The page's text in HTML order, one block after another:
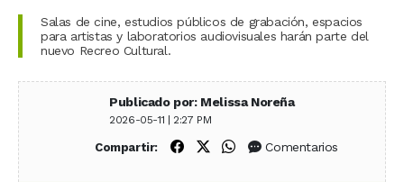
Salas de cine, estudios públicos de grabación, espacios
para artistas y laboratorios audiovisuales harán parte del
nuevo Recreo Cultural.
Publicado por: Melissa Noreña
2026-05-11 | 2:27 PM
Compartir: Compartir en Facebook
Compartir en X (Twitter)
Compartir en WhatsApp
Comentarios